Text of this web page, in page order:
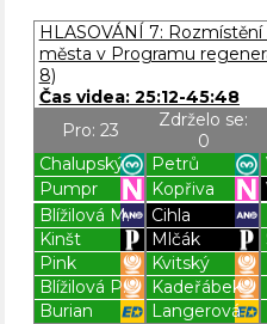
HLASOVÁNÍ 7:
města v Programu
8)
Čas videa: 25:12-45:48
Pro: 23
Zdrželo se:
0
Chalupský
Petrů
Pumpr
Kopřiva
Blížilová M.
Cihla
Kinšt
Mlčák
Pink
Kvitský
Blížilová P.
Kadeřábek
Burian
Langerová